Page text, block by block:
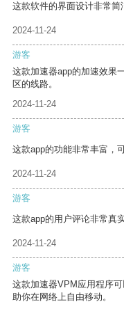
这款软件的界面设计非常简
2024-11-24
游客
这款加速器app的加速效果
区的线路。
2024-11-24
游客
这款app的功能非常丰富，
2024-11-24
游客
这款app的用户评论非常真
2024-11-24
游客
这款加速器VPM应用程序
助你在网络上自由移动。